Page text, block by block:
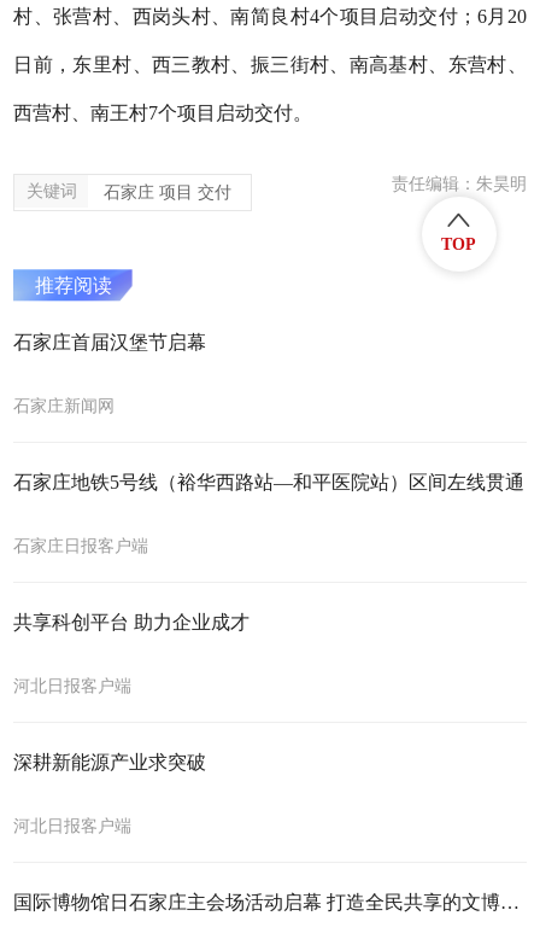
村、张营村、西岗头村、南简良村4个项目启动交付；6月20
日前，东里村、西三教村、振三街村、南高基村、东营村、
西营村、南王村7个项目启动交付。
关键词 石家庄 项目 交付 责任编辑：朱昊明
推荐阅读
石家庄首届汉堡节启幕
石家庄新闻网
石家庄地铁5号线（裕华西路站—和平医院站）区间左线贯通
石家庄日报客户端
共享科创平台 助力企业成才
河北日报客户端
深耕新能源产业求突破
河北日报客户端
国际博物馆日石家庄主会场活动启幕 打造全民共享的文博盛宴
TOP